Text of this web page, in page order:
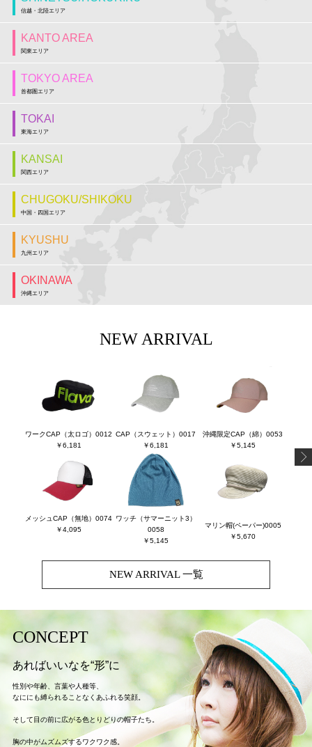
信越・北陸エリア
KANTO AREA
関東エリア
TOKYO AREA
首都圏エリア
TOKAI
東海エリア
KANSAI
関西エリア
CHUGOKU/SHIKOKU
中国・四国エリア
KYUSHU
九州エリア
OKINAWA
沖縄エリア
NEW ARRIVAL
ワークCAP（太ロゴ）0012
￥6,181
CAP（スウェット）0017
￥6,181
沖縄限定CAP（綿）0053
￥5,145
メッシュCAP（無地）0074
￥4,095
ワッチ（サマーニット3）
0058
￥5,145
マリン帽(ペーパー)0005
￥5,670
NEW ARRIVAL 一覧
CONCEPT
あればいいなを“形”に
性別や年齢、言葉や人種等、
なににも縛られることなくあふれる笑顔。
そして目の前に広がる色とりどりの帽子たち。
胸の中がムズムズするワクワク感。